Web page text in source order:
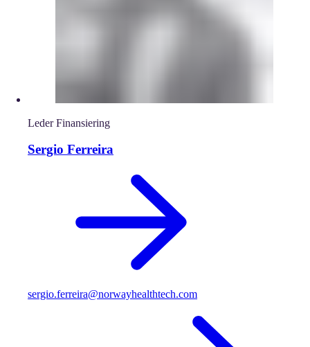
Leder Finansiering
Sergio Ferreira
sergio.ferreira@norwayhealthtech.com